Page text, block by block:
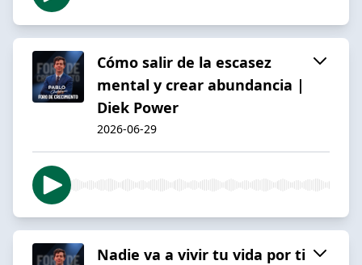
Cómo salir de la escasez
mental y crear abundancia |
Diek Power
2026-06-29
Nadie va a vivir tu vida por ti